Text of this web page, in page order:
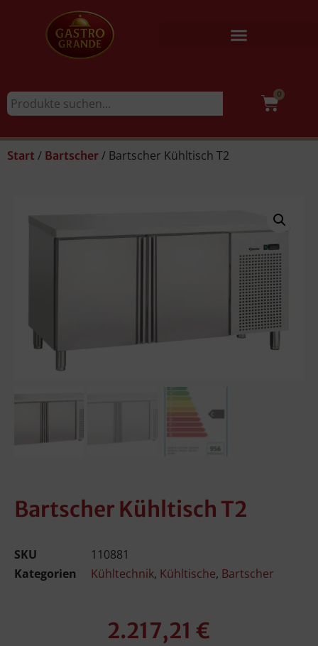
0
Start / Bartscher / Bartscher Kühltisch T2
Bartscher Kühltisch T2
SKU
110881
Kategorien
Kühltechnik, Kühltische, Bartscher
2.217,21 €